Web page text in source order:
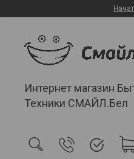
Интернет магазин
Техники СМАЙЛ.Бел